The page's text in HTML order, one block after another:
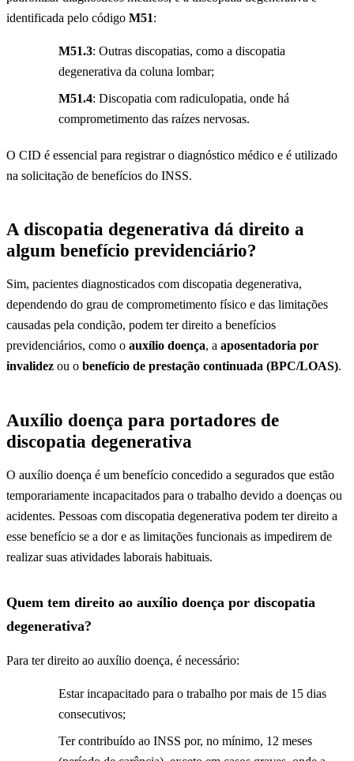
identificada pelo código M51:
M51.3: Outras discopatias, como a discopatia
degenerativa da coluna lombar;
M51.4: Discopatia com radiculopatia, onde há
comprometimento das raízes nervosas.
O CID é essencial para registrar o diagnóstico médico e é utilizado
na solicitação de benefícios do INSS.
A discopatia degenerativa dá direito a
algum benefício previdenciário?
Sim, pacientes diagnosticados com discopatia degenerativa,
dependendo do grau de comprometimento físico e das limitações
causadas pela condição, podem ter direito a benefícios
previdenciários, como o auxílio doença, a aposentadoria por
invalidez ou o benefício de prestação continuada (BPC/LOAS).
Auxílio doença para portadores de
discopatia degenerativa
O auxílio doença é um benefício concedido a segurados que estão
temporariamente incapacitados para o trabalho devido a doenças ou
acidentes. Pessoas com discopatia degenerativa podem ter direito a
esse benefício se a dor e as limitações funcionais as impedirem de
realizar suas atividades laborais habituais.
Quem tem direito ao auxílio doença por discopatia
degenerativa?
Para ter direito ao auxílio doença, é necessário:
Estar incapacitado para o trabalho por mais de 15 dias
consecutivos;
Ter contribuído ao INSS por, no mínimo, 12 meses